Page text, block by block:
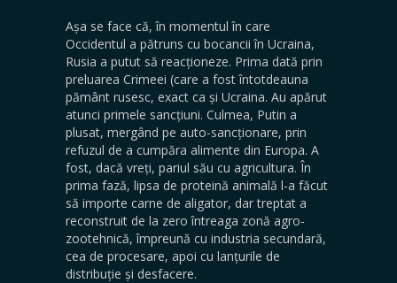
Așa se face că, în momentul în care
Occidentul a pătruns cu bocancii în Ucraina,
Rusia a putut să reacționeze. Prima dată prin
preluarea Crimeei (care a fost întotdeauna
pământ rusesc, exact ca și Ucraina. Au apărut
atunci primele sancțiuni. Culmea, Putin a
plusat, mergând pe auto-sancționare, prin
refuzul de a cumpăra alimente din Europa. A
fost, dacă vreți, pariul său cu agricultura. În
prima fază, lipsa de proteină animală l-a făcut
să importe carne de aligator, dar treptat a
reconstruit de la zero întreaga zonă agro-
zootehnică, împreună cu industria secundară,
cea de procesare, apoi cu lanțurile de
distribuție și desfacere.